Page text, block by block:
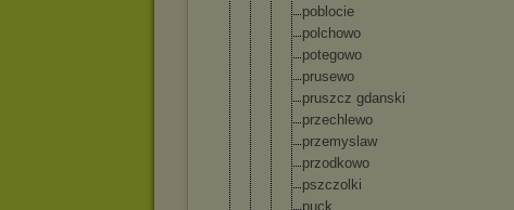
poblocie
polchowo
potegowo
prusewo
pruszcz gdanski
przechlewo
przemysl aw
przodkowo
pszczolki
puck